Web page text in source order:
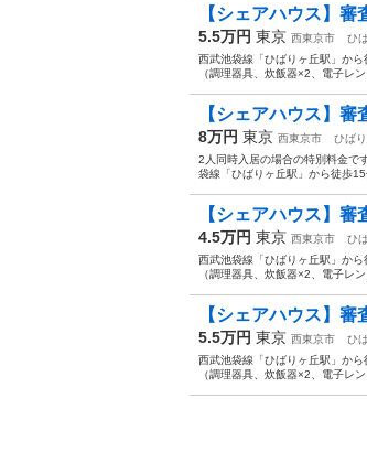
【シェアハウス】
5.5万円 東京 西東京市 ひ
西武池袋線「ひばりヶ丘駅」か
（調理器具、炊飯器×2、電子レ
【シェアハウス】
8万円 東京 西東京市 ひば
2人同時入居の場合の特別料金で
袋線「ひばりヶ丘駅」から徒歩
【シェアハウス】
4.5万円 東京 西東京市 ひ
西武池袋線「ひばりヶ丘駅」か
（調理器具、炊飯器×2、電子レ
【シェアハウス】
5.5万円 東京 西東京市 ひ
西武池袋線「ひばりヶ丘駅」か
（調理器具、炊飯器×2、電子レ